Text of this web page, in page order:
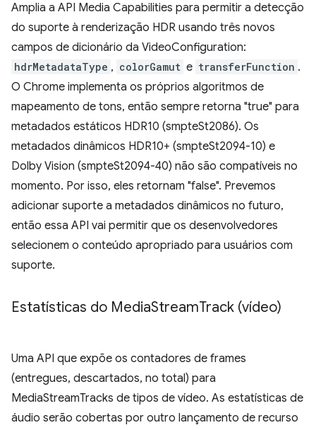
Amplia a API Media Capabilities para permitir a detecção
do suporte à renderização HDR usando três novos
campos de dicionário da VideoConfiguration:
hdrMetadataType , colorGamut e transferFunction .
O Chrome implementa os próprios algoritmos de
mapeamento de tons, então sempre retorna "true" para
metadados estáticos HDR10 (smpteSt2086). Os
metadados dinâmicos HDR10+ (smpteSt2094-10) e
Dolby Vision (smpteSt2094-40) não são compatíveis no
momento. Por isso, eles retornam "false". Prevemos
adicionar suporte a metadados dinâmicos no futuro,
então essa API vai permitir que os desenvolvedores
selecionem o conteúdo apropriado para usuários com
suporte.
Estatísticas do MediaStreamTrack (vídeo)
Uma API que expõe os contadores de frames
(entregues, descartados, no total) para
MediaStreamTracks de tipos de vídeo. As estatísticas de
áudio serão cobertas por outro lançamento de recurso